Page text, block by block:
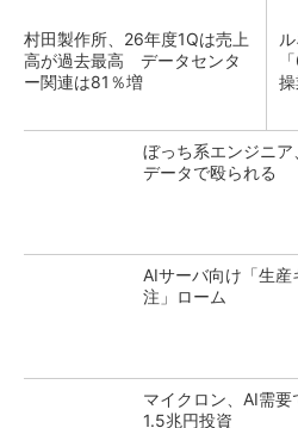
村田製作所、26年度1Qは売上
高が過去最高 データセンタ
ー関連は81％増
ぼっち系エンジニ
データで殴られる
AIサーバ向け「生
注」ローム
マイクロン、AI需
1.5兆円投資